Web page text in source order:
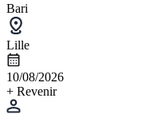
Bari
Lille
10/08/2026
+ Revenir